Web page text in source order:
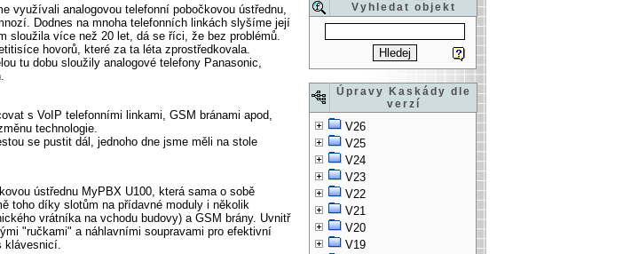
Vyhledat objekt
Úpravy Kaskády dle
verzí
V26
V25
V24
V23
V22
V21
V20
V19
využívali analogovou telefonní pobočkovou ústřednu,
Dodnes na mnoha telefonních linkách slyšíme její
sloužila více než 20 let, dá se říci, že bez problémů.
hovorů, které za ta léta zprostředkovala.
tu dobu sloužily analogové telefony Panasonic,
s VoIP telefonními linkami, GSM bránami apod,
technologie.
se pustit dál, jednoho dne jsme měli na stole
ústřednu MyPBX U100, která sama o sobě
toho díky slotům na přídavné moduly i několik
vrátníka na vchodu budovy) a GSM brány. Uvnitř
"ručkami" a náhlavními soupravami pro efektivní
klávesnicí.